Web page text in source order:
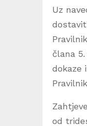
Uz
člana
dokaze
od